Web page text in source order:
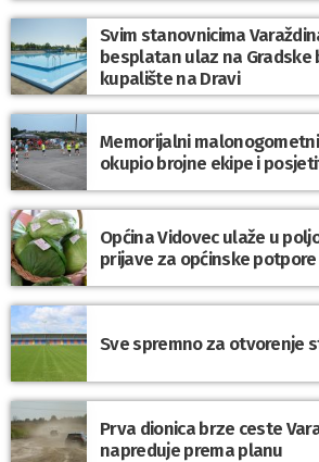
Svim stanovnicima
besplatan ulaz na Gradske
kupalište na Dravi
Memorijalni
okupio brojne ekipe i
Općina Vidovec ulaže u
prijave za općinske potpore
Sve spremno za otvorenje
Prva dionica brze ceste
napreduje prema planu